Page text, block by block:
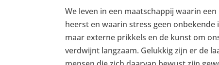
We leven in een maatschappij waarin
heerst en waarin stress geen onbekende
maar externe prikkels en de kunst om
verdwijnt langzaam. Gelukkig zijn er de